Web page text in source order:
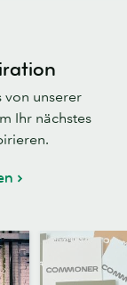
von unserer
Ihr nächstes